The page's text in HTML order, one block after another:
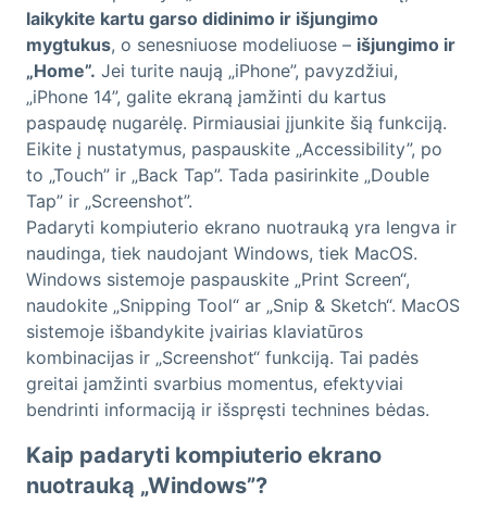
laikykite kartu garso didinimo ir išjungimo
mygtukus, o senesniuose modeliuose – išjungimo ir
„Home”. Jei turite naują „iPhone”, pavyzdžiui,
„iPhone 14”, galite ekraną įamžinti du kartus
paspaudę nugarėlę. Pirmiausiai įjunkite šią funkciją.
Eikite į nustatymus, paspauskite „Accessibility”, po
to „Touch” ir „Back Tap”. Tada pasirinkite „Double
Tap” ir „Screenshot”.
Padaryti kompiuterio ekrano nuotrauką yra lengva ir
naudinga, tiek naudojant Windows, tiek MacOS.
Windows sistemoje paspauskite „Print Screen“,
naudokite „Snipping Tool“ ar „Snip & Sketch“. MacOS
sistemoje išbandykite įvairias klaviatūros
kombinacijas ir „Screenshot“ funkciją. Tai padės
greitai įamžinti svarbius momentus, efektyviai
bendrinti informaciją ir išspręsti technines bėdas.
Kaip padaryti kompiuterio ekrano
nuotrauką „Windows”?